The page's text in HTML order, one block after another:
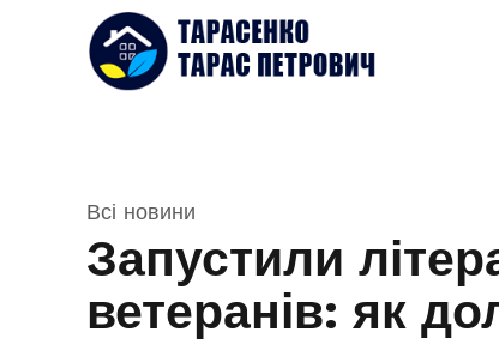
Всі новини
Запустили
ветеранів: як